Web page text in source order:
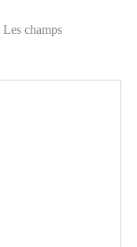
Les champs